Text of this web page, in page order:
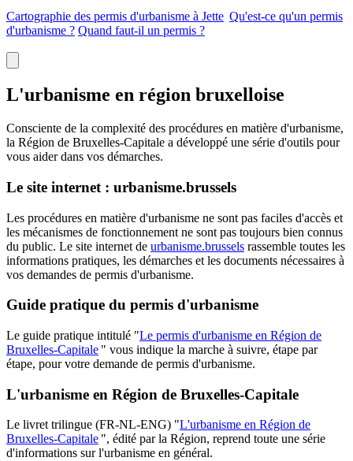
Cartographie des permis d'urbanisme à Jette Qu'est-ce qu'un permis
d'urbanisme ? Quand faut-il un permis ?
L'urbanisme en région bruxelloise
Consciente de la complexité des procédures en matière d'urbanisme,
la Région de Bruxelles-Capitale a développé une série d'outils pour
vous aider dans vos démarches.
Le site internet : urbanisme.brussels
Les procédures en matière d'urbanisme ne sont pas faciles d'accès et
les mécanismes de fonctionnement ne sont pas toujours bien connus
du public. Le site internet de urbanisme.brussels rassemble toutes les
informations pratiques, les démarches et les documents nécessaires à
vos demandes de permis d'urbanisme.
Guide pratique du permis d'urbanisme
Le guide pratique intitulé "Le permis d'urbanisme en Région de
Bruxelles-Capitale " vous indique la marche à suivre, étape par
étape, pour votre demande de permis d'urbanisme.
L'urbanisme en Région de Bruxelles-Capitale
Le livret trilingue (FR-NL-ENG) "L'urbanisme en Région de
Bruxelles-Capitale ", édité par la Région, reprend toute une série
d'informations sur l'urbanisme en général.